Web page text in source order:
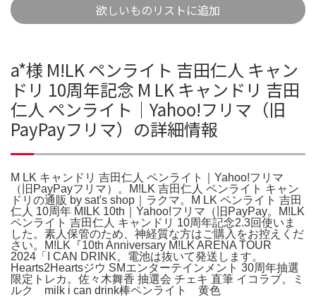
欲しいものリストに追加
a*様 M!LK ペンライト 吉田仁人 キャン
ドリ 10周年記念 M LK キャンドリ 吉田
仁人 ペンライト｜Yahoo!フリマ（旧
PayPayフリマ）の詳細情報
M LK キャンドリ 吉田仁人 ペンライト｜Yahoo!フリマ
（旧PayPayフリマ）。M!LK 吉田仁人 ペンライト キャン
ドリの通販 by sat's shop｜ラクマ。M LK ペンライト 吉田
仁人 10周年 MILK 10th｜Yahoo!フリマ（旧PayPay。M!LK
ペンライト 吉田仁人 キャンドリ 10周年記念2.3回使いま
した。素人保管のため、神経質な方はご購入をお控えくだ
さい。M!LK『10th Anniversary M!LK ARENA TOUR
2024「I CAN DRINK。電池は抜いて発送します。
Hearts2Heartsジウ SMエンターテインメント 30周年抽選
限定トレカ。佐々木舞香 抽選会 チェキ 直筆 イコラブ。ミ
ルク milk i can drink棒ペンライト 黄色